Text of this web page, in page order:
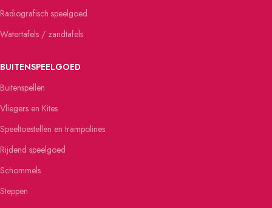
Radiografisch speelgoed
Watertafels / zandtafels
BUITENSPEELGOED
Buitenspellen
Vliegers en Kites
Speeltoestellen en trampolines
Rijdend speelgoed
Schommels
Steppen